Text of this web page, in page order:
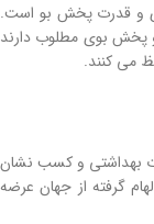
و قدرت پخش بو است.
و پخش بوی مطلوب دارند
می ‌کنند.
بهداشتی و کسب نشان‌
گرفته از جهان عرضه